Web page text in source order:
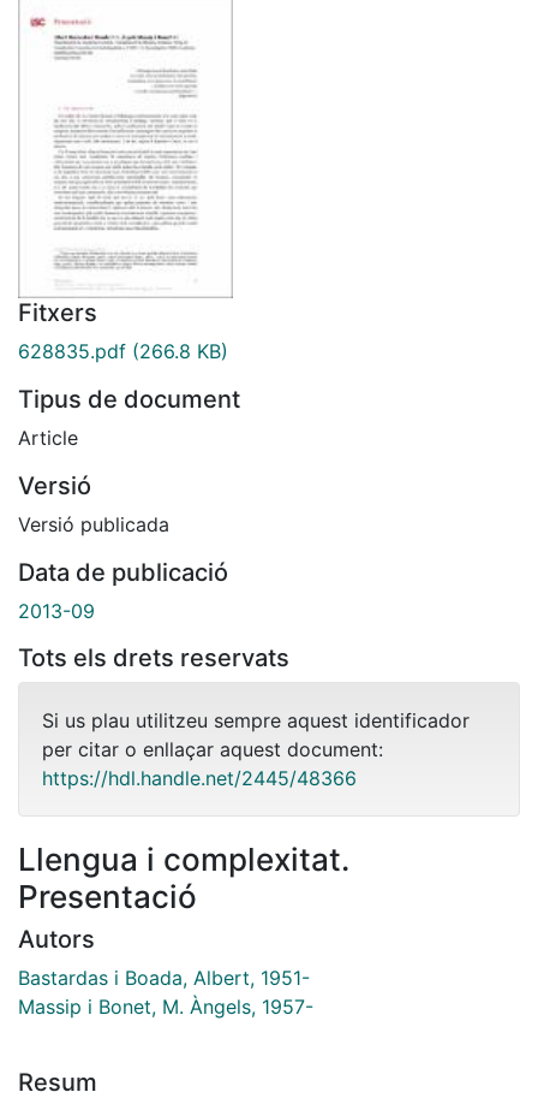
Fitxers
628835.pdf (266.8 KB)
Tipus de document
Article
Versió
Versió publicada
Data de publicació
2013-09
Tots els drets reservats
Si us plau utilitzeu sempre aquest identificador
per citar o enllaçar aquest document:
https://hdl.handle.net/2445/48366
Llengua i complexitat.
Presentació
Autors
Bastardas i Boada, Albert, 1951-
Massip i Bonet, M. Àngels, 1957-
Resum